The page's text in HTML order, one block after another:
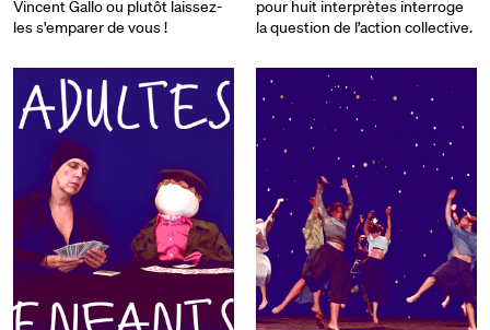
Vincent Gallo ou plutôt laissez-
les s'emparer de vous !
pour huit interprètes interroge
la question de l’action collective.